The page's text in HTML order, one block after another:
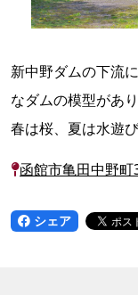
新中野ダムの下流
なダムの模型があ
春は桜、夏は水遊
函館市亀田中野町
シェア